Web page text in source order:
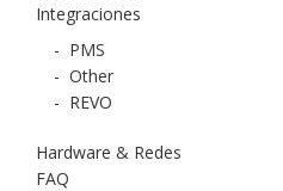
Integraciones
- PMS
- Other
- REVO
Hardware & Redes
FAQ